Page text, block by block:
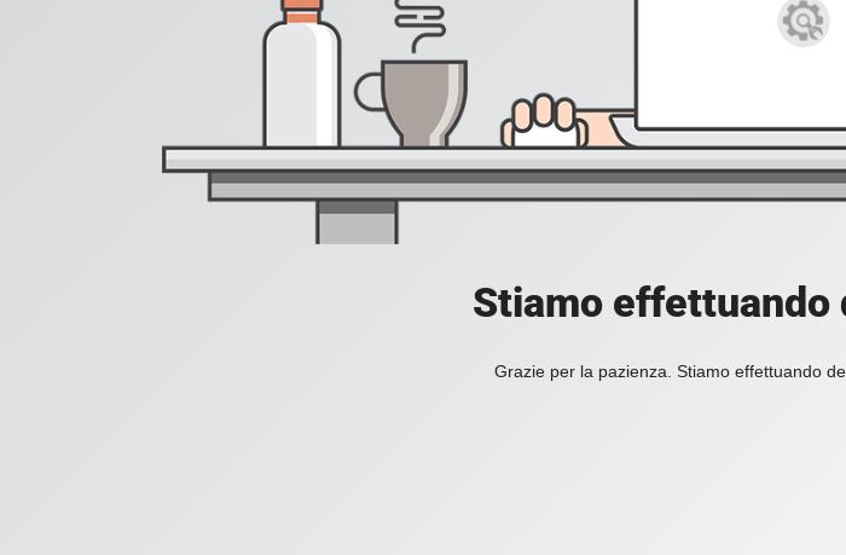
Stiamo effettuando
Grazie per la pazienza. Stiamo effettuando